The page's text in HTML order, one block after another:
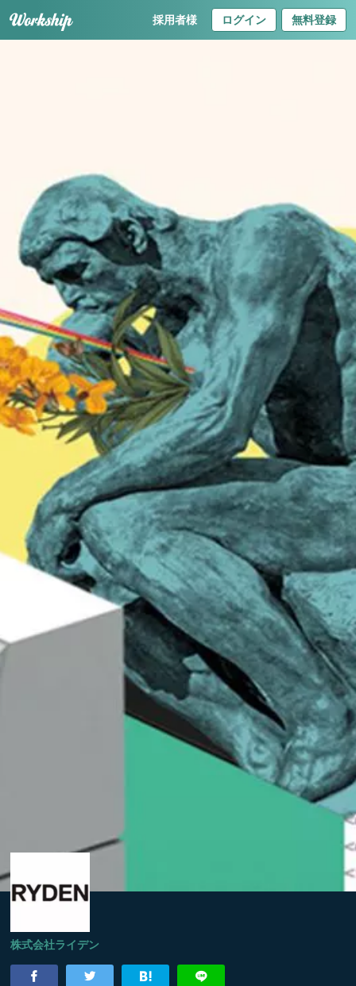
採用者様 ログイン 無料登録
株式会社ライデン